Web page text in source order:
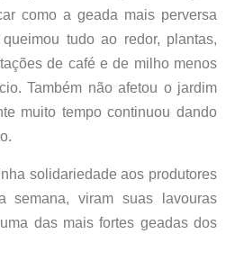
como a geada mais perversa
tudo ao redor, plantas,
de café e de milho menos
Também não afetou o jardim
muito tempo continuou dando
solidariedade aos produtores
semana, viram suas lavouras
das mais fortes geadas dos